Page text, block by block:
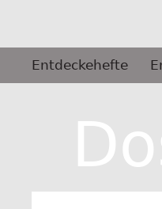
Entdeckehefte